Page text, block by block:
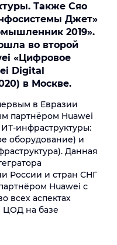
Также Сяо
Джет»
2019».
во второй
«Цифровое
Digital
в Москве.
в Евразии
партнёром Huawei
инфраструктуры:
оборудование) и
Данная
России и стран СНГ
Huawei c
всех аспектах
ЦОД на базе